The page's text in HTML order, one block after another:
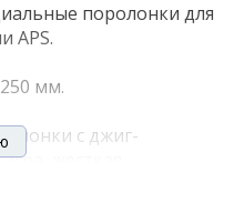
поролонки для
APS.
мм.
с джиг-
жесткая